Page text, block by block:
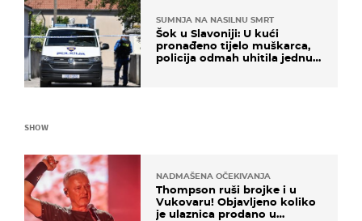
SUMNJA NA NASILNU SMRT
Šok u Slavoniji: U kući
pronađeno tijelo muškarca,
policija odmah uhitila jednu
SHOW
NADMAŠENA OČEKIVANJA
Thompson ruši brojke i u
Vukovaru! Objavljeno koliko
je ulaznica prodano u